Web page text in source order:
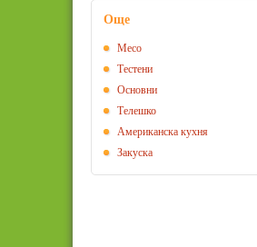
Още
Месо
Тестени
Основни
Телешко
Американска кухня
Закуска